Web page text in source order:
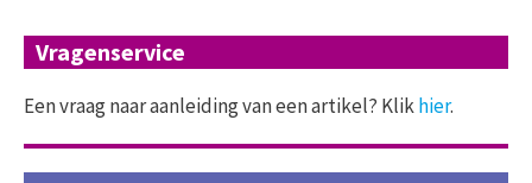
Vragenservice
Een vraag naar aanleiding van een artikel? Klikhier.